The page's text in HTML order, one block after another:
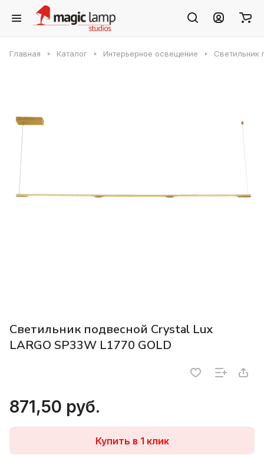
Главная Каталог Интерьерное освещение Светильник
Светильник подвесной Crystal Lux
LARGO SP33W L1770 GOLD
871,50 руб.
Купить в 1 клик